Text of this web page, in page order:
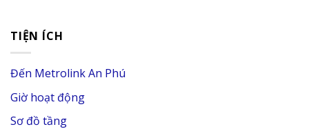
TIỆN ÍCH
Đến Metrolink An Phú
Giờ hoạt động
Sơ đồ tầng